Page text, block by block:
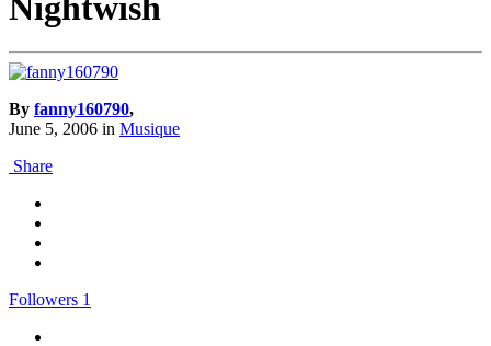
By fanny160790,
June 5, 2006 in Musique
Share
Followers 1